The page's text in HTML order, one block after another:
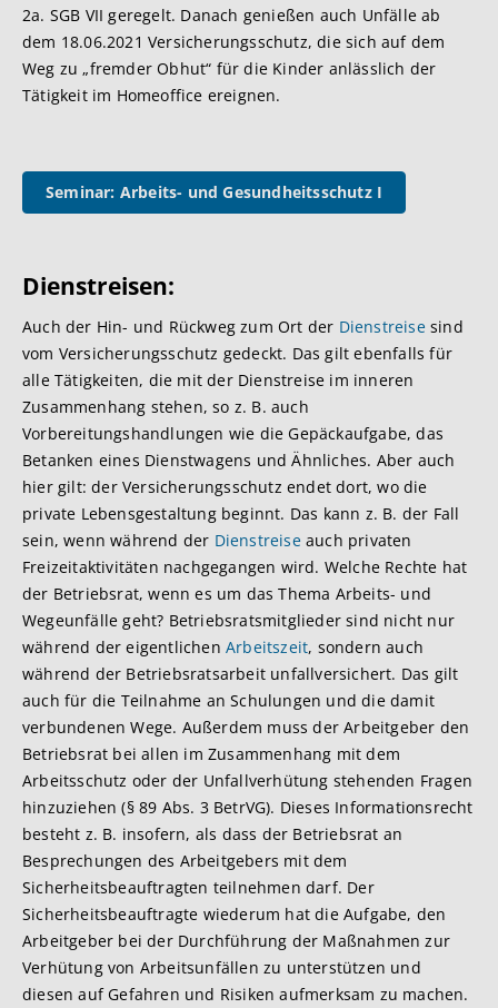
2a. SGB VII geregelt. Danach genießen auch Unfälle ab
dem 18.06.2021 Versicherungsschutz, die sich auf dem
Weg zu „fremder Obhut“ für die Kinder anlässlich der
Tätigkeit im Homeoffice ereignen.
Seminar: Arbeits- und Gesundheitsschutz I
Dienstreisen:
Auch der Hin- und Rückweg zum Ort der Dienstreisesind
vom Versicherungsschutz gedeckt. Das gilt ebenfalls für
alle Tätigkeiten, die mit der Dienstreise im inneren
Zusammenhang stehen, so z. B. auch
Vorbereitungshandlungen wie die Gepäckaufgabe, das
Betanken eines Dienstwagens und Ähnliches. Aber auch
hier gilt: der Versicherungsschutz endet dort, wo die
private Lebensgestaltung beginnt. Das kann z. B. der Fall
sein, wenn während der Dienstreiseauch privaten
Freizeitaktivitäten nachgegangen wird. Welche Rechte hat
der Betriebsrat, wenn es um das Thema Arbeits- und
Wegeunfälle geht? Betriebsratsmitglieder sind nicht nur
während der eigentlichen Arbeitszeit, sondern auch
während der Betriebsratsarbeit unfallversichert. Das gilt
auch für die Teilnahme an Schulungen und die damit
verbundenen Wege. Außerdem muss der Arbeitgeber den
Betriebsrat bei allen im Zusammenhang mit dem
Arbeitsschutz oder der Unfallverhütung stehenden Fragen
hinzuziehen (§ 89 Abs. 3 BetrVG). Dieses Informationsrecht
besteht z. B. insofern, als dass der Betriebsrat an
Besprechungen des Arbeitgebers mit dem
Sicherheitsbeauftragten teilnehmen darf. Der
Sicherheitsbeauftragte wiederum hat die Aufgabe, den
Arbeitgeber bei der Durchführung der Maßnahmen zur
Verhütung von Arbeitsunfällen zu unterstützen und
diesen auf Gefahren und Risiken aufmerksam zu machen.